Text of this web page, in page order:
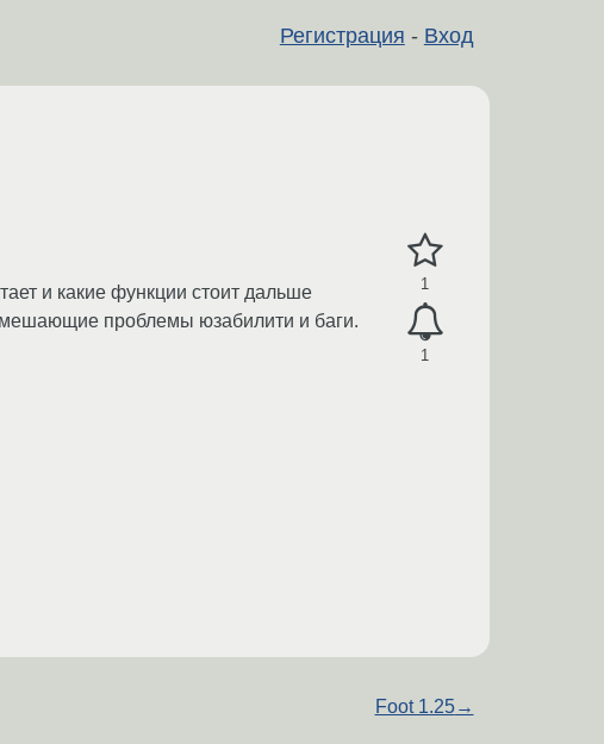
Регистрация - Вход
1
1
и какие функции стоит дальше
проблемы юзабилити и баги.
Foot 1.25→